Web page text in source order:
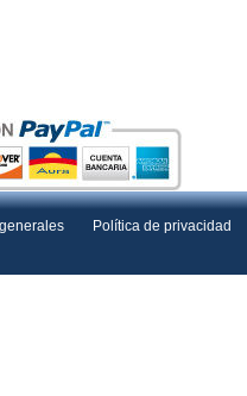
Política de privacidad